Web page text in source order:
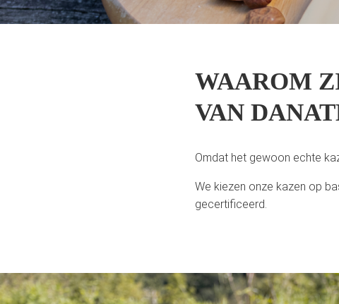
WAAROM
VAN
Omdat het gewoon echte
We kiezen onze kazen op
gecertificeerd.